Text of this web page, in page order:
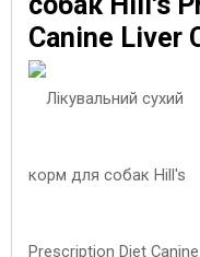
Canine Liver